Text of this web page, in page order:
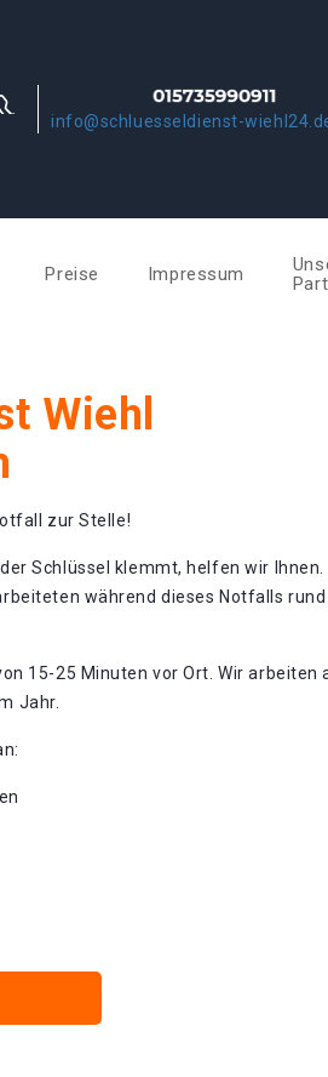
info@schluesseldienst-
Preise Impressum
Wiehl
zur Stelle!
Schlüssel klemmt, helfen wir Ihnen.
während dieses Notfalls rund
15-25 Minuten vor Ort. Wir arbeiten
Jahr.